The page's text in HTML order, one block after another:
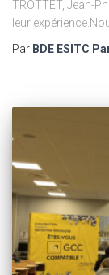
TROTTET, Jean-
leur
Par BDE ESITC